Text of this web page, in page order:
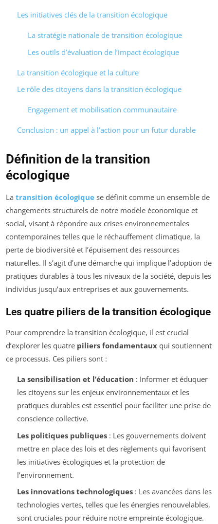
Les initiatives clés de la transition écologique
La stratégie nationale de transition écologique
Les outils d’évaluation de l’impact écologique
La transition écologique et la culture
Le rôle des citoyens dans la transition écologique
Engagement et mobilisation communautaire
Conclusion : un appel à l’action pour un futur durable
Définition de la transition
écologique
La transition écologique se définit comme un ensemble de
changements structurels de notre modèle économique et
social, visant à répondre aux crises environnementales
contemporaines telles que le réchauffement climatique, la
perte de biodiversité et l’épuisement des ressources
naturelles. Il s’agit d’une démarche qui implique l’adoption de
pratiques durables à tous les niveaux de la société, depuis les
individus jusqu’aux entreprises et aux gouvernements.
Les quatre piliers de la transition écologique
Pour comprendre la transition écologique, il est crucial
d’explorer les quatre piliers fondamentaux qui soutiennent
ce processus. Ces piliers sont :
La sensibilisation et l’éducation : Informer et éduquer
les citoyens sur les enjeux environnementaux et les
pratiques durables est essentiel pour faciliter une prise de
conscience collective.
Les politiques publiques: Les gouvernements doivent
mettre en place des lois et des règlements qui favorisent
les initiatives écologiques et la protection de
l’environnement.
Les innovations technologiques: Les avancées dans les
technologies vertes, telles que les énergies renouvelables,
sont cruciales pour réduire notre empreinte écologique.